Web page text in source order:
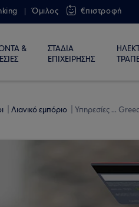
Όμιλος €πιστροφή
&
ΣΤΑΔΙΑ
ΕΠΙΧΕΙΡΗΣΗΣ
Λιανικό εμπόριο Υπηρεσίες ...